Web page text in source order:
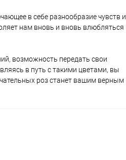
в себе разнообразие чувств и
нам вновь и вновь влюбляться
возможность передать свои
в путь с такими цветами, вы
роз станет вашим верным